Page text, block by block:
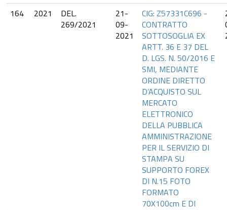
164 2021
DEL.
269/2021
21-
09-
2021
CIG: Z57331C696 -
CONTRATTO
SOTTOSOGLIA EX
ARTT. 36 E 37 DEL
D. LGS. N. 50/2016 E
SMI, MEDIANTE
ORDINE DIRETTO
D’ACQUISTO SUL
MERCATO
ELETTRONICO
DELLA PUBBLICA
AMMINISTRAZIONE
PER IL SERVIZIO DI
STAMPA SU
SUPPORTO FOREX
DI N.15 FOTO
FORMATO
70X100cm E DI